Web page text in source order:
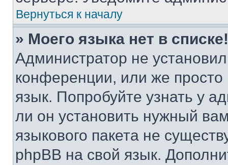
Вернуться к началу
» Моего языка нет в списке!
Администратор не
конференции, или же
язык. Попробуйте узнать у
ли он установить нужный
языкового пакета не
phpBB на свой язык.